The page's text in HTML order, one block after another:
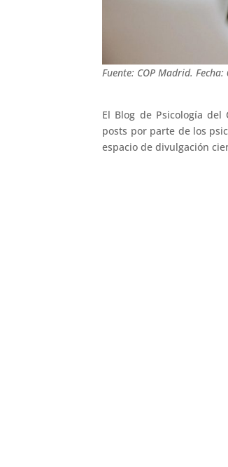
Fuente: COP Madrid.
El Blog de Psicología
posts por parte de los
espacio de divulgación